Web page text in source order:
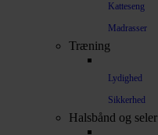
Katteseng
Madrasser
Træning
Lydighed
Sikkerhed
Halsbånd og seler